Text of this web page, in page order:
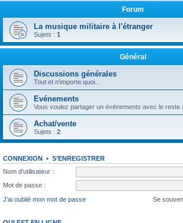
Forum
La musique militaire à l'étranger
Sujets : 1
Général
Discussions générales
Tout et n'importe quoi...
Evénements
Vous voulez partager un événements avec le reste
Achat/vente
Sujets : 2
CONNEXION • S’ENREGISTRER
Nom d’utilisateur :
Mot de passe :
J’ai oublié mon mot de passe
Se